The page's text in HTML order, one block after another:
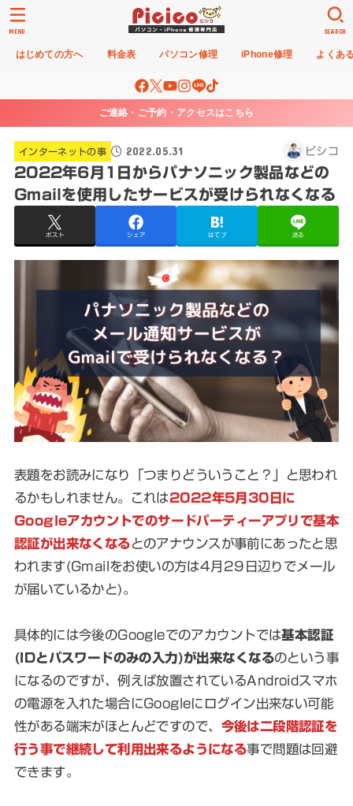
はじめての方へ 料金表 パソコン修理 iPhone修理 よくあ
SEARCH
MENU
ご連絡・ご予約・アクセスはこちら
インターネットの事 2022.05.31 ピシコ
2022年6月1日からパナソニック製品などの
Gmailを使用したサービスが受けられなくなる
ポスト シェア はてブ 送る
表題をお読みになり「つまりどういうこと？」と思われ
るかもしれません。これは2022年5月30日に
Googleアカウントでのサードパーティーアプリで基本
認証が出来なくなるとのアナウンスが事前にあったと思
われます(Gmailをお使いの方は4月29日辺りでメール
が届いているかと)。
具体的には今後のGoogleでのアカウントでは基本認証
(IDとパスワードのみの入力)が出来なくなるのという事
になるのですが、例えば放置されているAndroidスマホ
の電源を入れた場合にGoogleにログイン出来ない可能
性がある端末がほとんどですので、 今後は二段階認証を
行う事で継続して利用出来るようになる事で問題は回避
できます。